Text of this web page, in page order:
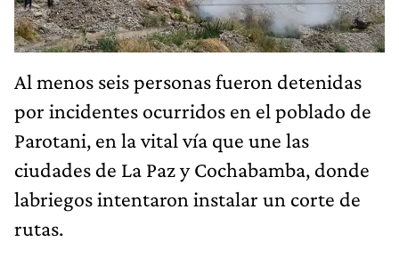
Al menos seis personas fueron detenidas
por incidentes ocurridos en el poblado de
Parotani, en la vital vía que une las
ciudades de La Paz y Cochabamba, donde
labriegos intentaron instalar un corte de
rutas.